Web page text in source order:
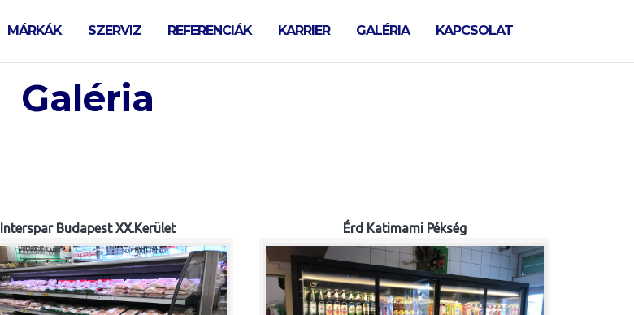
MÁRKÁK SZERVIZ REFERENCIÁK KARRIER GALÉRIA KAPCSOLAT
Galéria
Interspar Budapest XX.Kerület Érd Katimami Pékség